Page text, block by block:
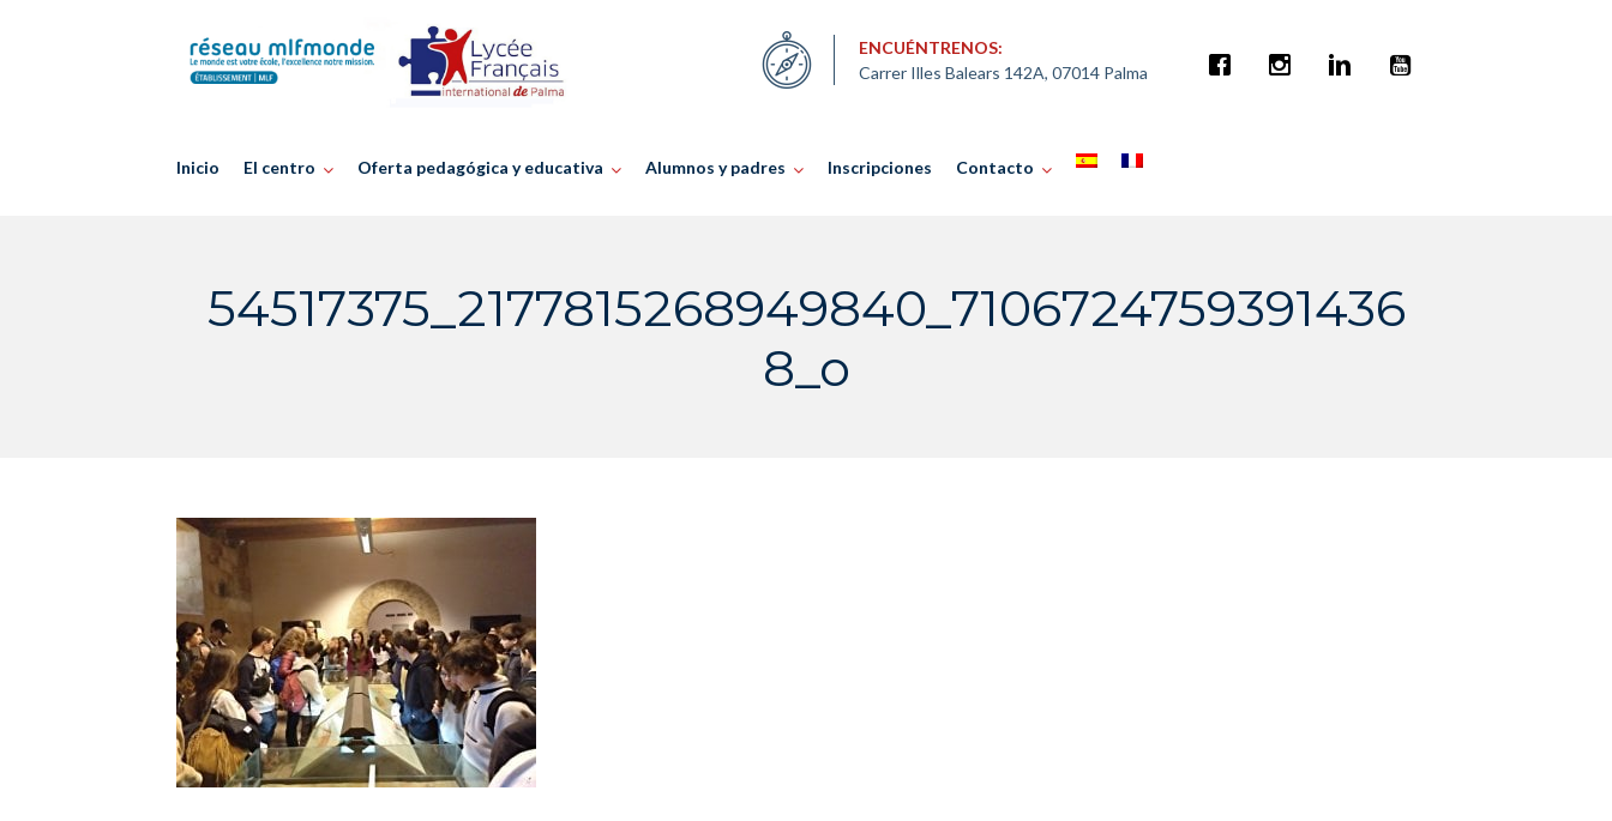
ENCUÉNTRENOS:
Carrer Illes Balears 142A, 07014 Palma
Inicio El centro Oferta pedagógica y educativa Alumnos y padres Inscripciones Contacto
54517375_2177815268949840_7106724759391436
8_o